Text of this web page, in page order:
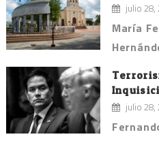
julio 28,
María
julio 28,